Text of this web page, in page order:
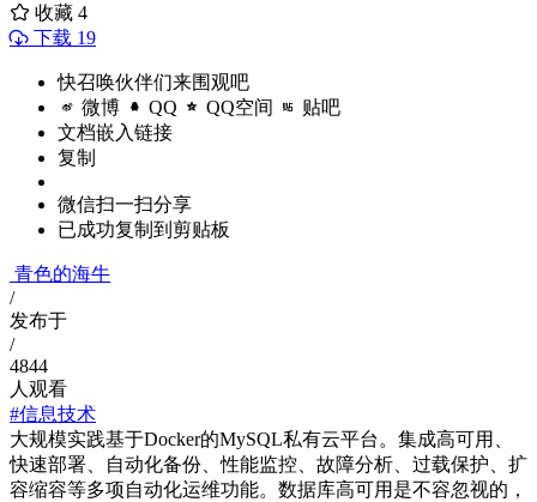
收藏 4
下载 19
快召唤伙伴们来围观吧
微博 QQ QQ空间 贴吧
文档嵌入链接
复制
微信扫一扫分享
已成功复制到剪贴板
青色的海牛
/
发布于
/
4844
人观看
#信息技术
大规模实践基于Docker的MySQL私有云平台。集成高可用、
快速部署、自动化备份、性能监控、故障分析、过载保护、扩
容缩容等多项自动化运维功能。数据库高可用是不容忽视的，